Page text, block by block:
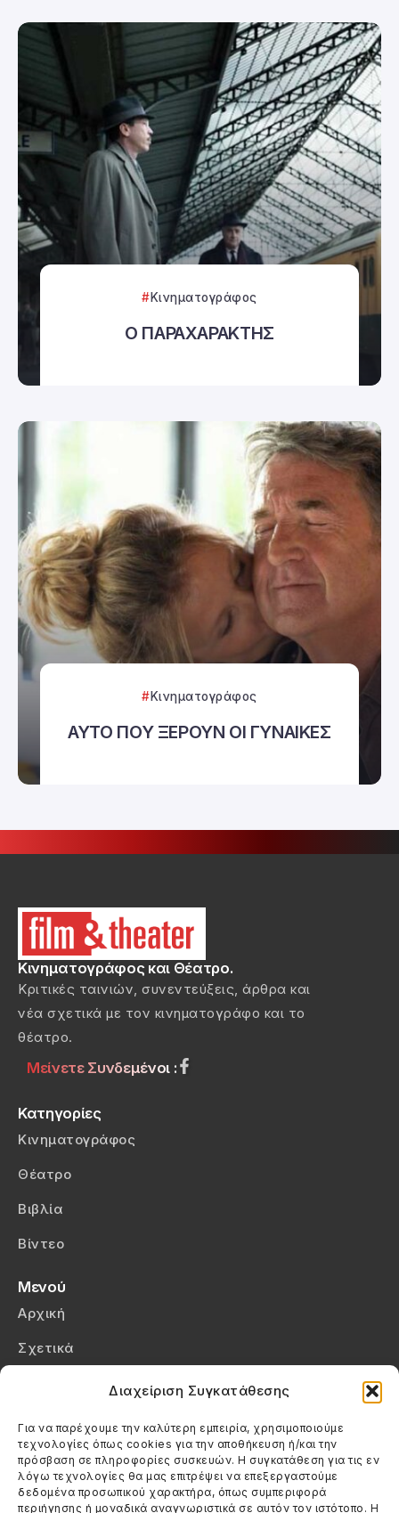
Διαχείριση Συγκατάθεσης
Για να παρέχουμε την καλύτερη εμπειρία, χρησιμοποιούμε
τεχνολογίες όπως cookies για την αποθήκευση ή/και την
πρόσβαση σε πληροφορίες συσκευών. Η συγκατάθεση για τις εν
λόγω τεχνολογίες θα μας επιτρέψει να επεξεργαστούμε
δεδομένα προσωπικού χαρακτήρα, όπως συμπεριφορά
περιήγησης ή μοναδικά αναγνωριστικά σε αυτόν τον ιστότοπο. Η
Κινηματογράφος
Ο ΠΑΡΑΧΑΡΑΚΤΗΣ
Κινηματογράφος
ΑΥΤΟ ΠΟΥ ΞΕΡΟΥΝ ΟΙ ΓΥΝΑΙΚΕΣ
Κινηματογράφος και Θέατρο.
Κριτικές ταινιών, συνεντεύξεις, άρθρα και
νέα σχετικά με τον κινηματογράφο και το
θέατρο.
Μείνετε Συνδεμένοι :
Κατηγορίες
Κινηματογράφος
Θέατρο
Βιβλία
Βίντεο
Μενού
Αρχική
Σχετικά
Πολιτική Cookies (ΕΕ)
Στοιχεία Επικοινωνίας